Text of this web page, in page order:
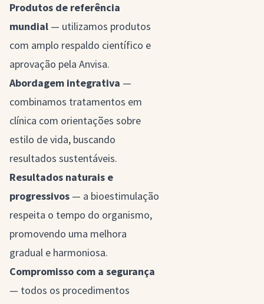
Produtos de referência
mundial — utilizamos produtos
com amplo respaldo científico e
aprovação pela Anvisa.
Abordagem integrativa —
combinamos tratamentos em
clínica com orientações sobre
estilo de vida, buscando
resultados sustentáveis.
Resultados naturais e
progressivos — a bioestimulação
respeita o tempo do organismo,
promovendo uma melhora
gradual e harmoniosa.
Compromisso com a segurança
— todos os procedimentos